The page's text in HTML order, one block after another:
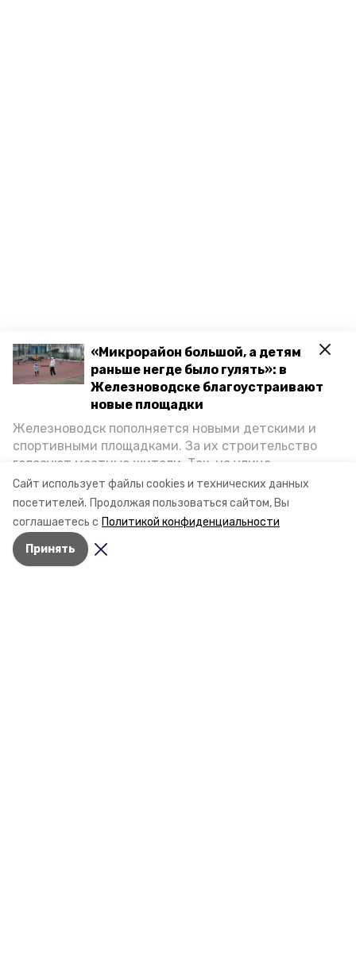
Сайт использует файлы cookies и технических данных
посетителей. Продолжая пользоваться сайтом, Вы
соглашаетесь с Политикой конфиденциальности
Принять
«Микрорайон большой, а детям
раньше негде было гулять»: в
Железноводске благоустраивают
новые площадки
Железноводск пополняется новыми детскими и
спортивными площадками. За их строительство
голосуют местные жители. Так, на улице
Октябрьской уже появилось современное
пространство для отдыха, а в Иноземцеве
приступили к возведению большой спортплощадки.
Подробнее о том, как она будет выглядеть — в
фоторепортаже «Победы26».